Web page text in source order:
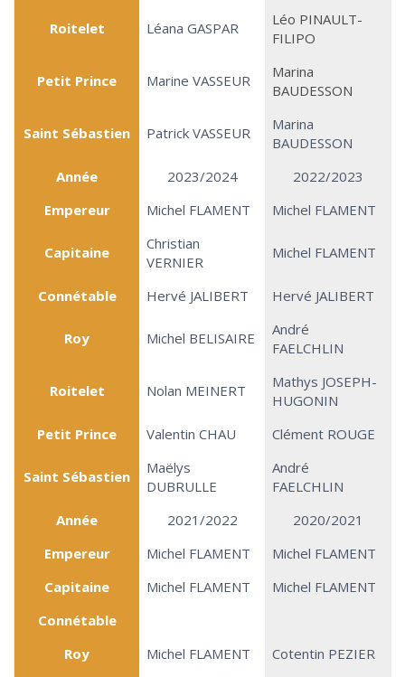
Roitelet Léana GASPAR
Léo PINAULT-
FILIPO
Petit Prince Marine VASSEUR
Marina
BAUDESSON
Saint Sébastien Patrick VASSEUR
Marina
BAUDESSON
Année
2023/2024
2022/2023
Empereur
Michel FLAMENT Michel FLAMENT
Capitaine
Christian
VERNIER
Michel FLAMENT
Connétable Hervé JALIBERT Hervé JALIBERT
Roy Michel BELISAIRE
André
FAELCHLIN
Roitelet Nolan MEINERT
Mathys JOSEPH-
HUGONIN
Petit Prince
Valentin CHAU Clément ROUGE
Saint Sébastien
Maëlys
DUBRULLE
André
FAELCHLIN
Année
2021/2022
2020/2021
Empereur
Michel FLAMENT
Michel FLAMENT
Capitaine
Michel FLAMENT
Michel FLAMENT
Connétable
Roy
Michel FLAMENT Cotentin PEZIER